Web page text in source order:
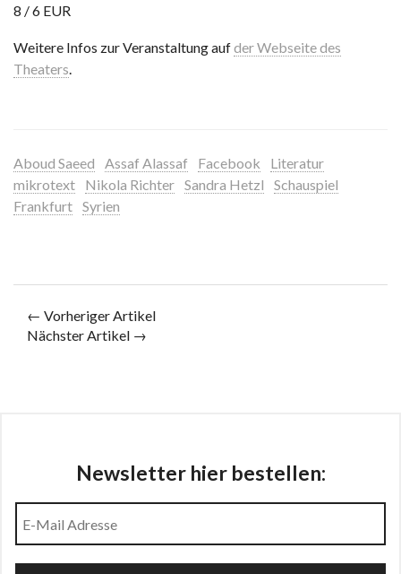
8 / 6 EUR
Weitere Infos zur Veranstaltung aufder Webseite des
Theaters.
Aboud Saeed Assaf Alassaf Facebook
Literatur
mikrotext
Nikola Richter Sandra Hetzl
Schauspiel
Frankfurt Syrien
← Vorheriger Artikel
Nächster Artikel →
Newsletter hier bestellen: